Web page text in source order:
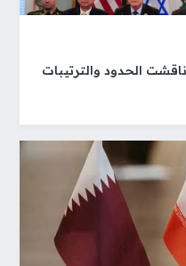
الحدود والترتيبات